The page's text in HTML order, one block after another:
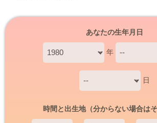
あなたの生年月日
年
日
時間と出生地（分からない場合はそ